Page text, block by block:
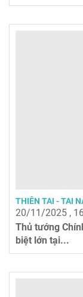
THIÊN TAI - TAI
20/11/2025 ,
Thủ tướng
biệt lớn tại...